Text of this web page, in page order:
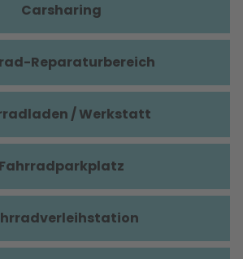
Carsharing
Reparaturbereich
/ Werkstatt
Fahrradparkplatz